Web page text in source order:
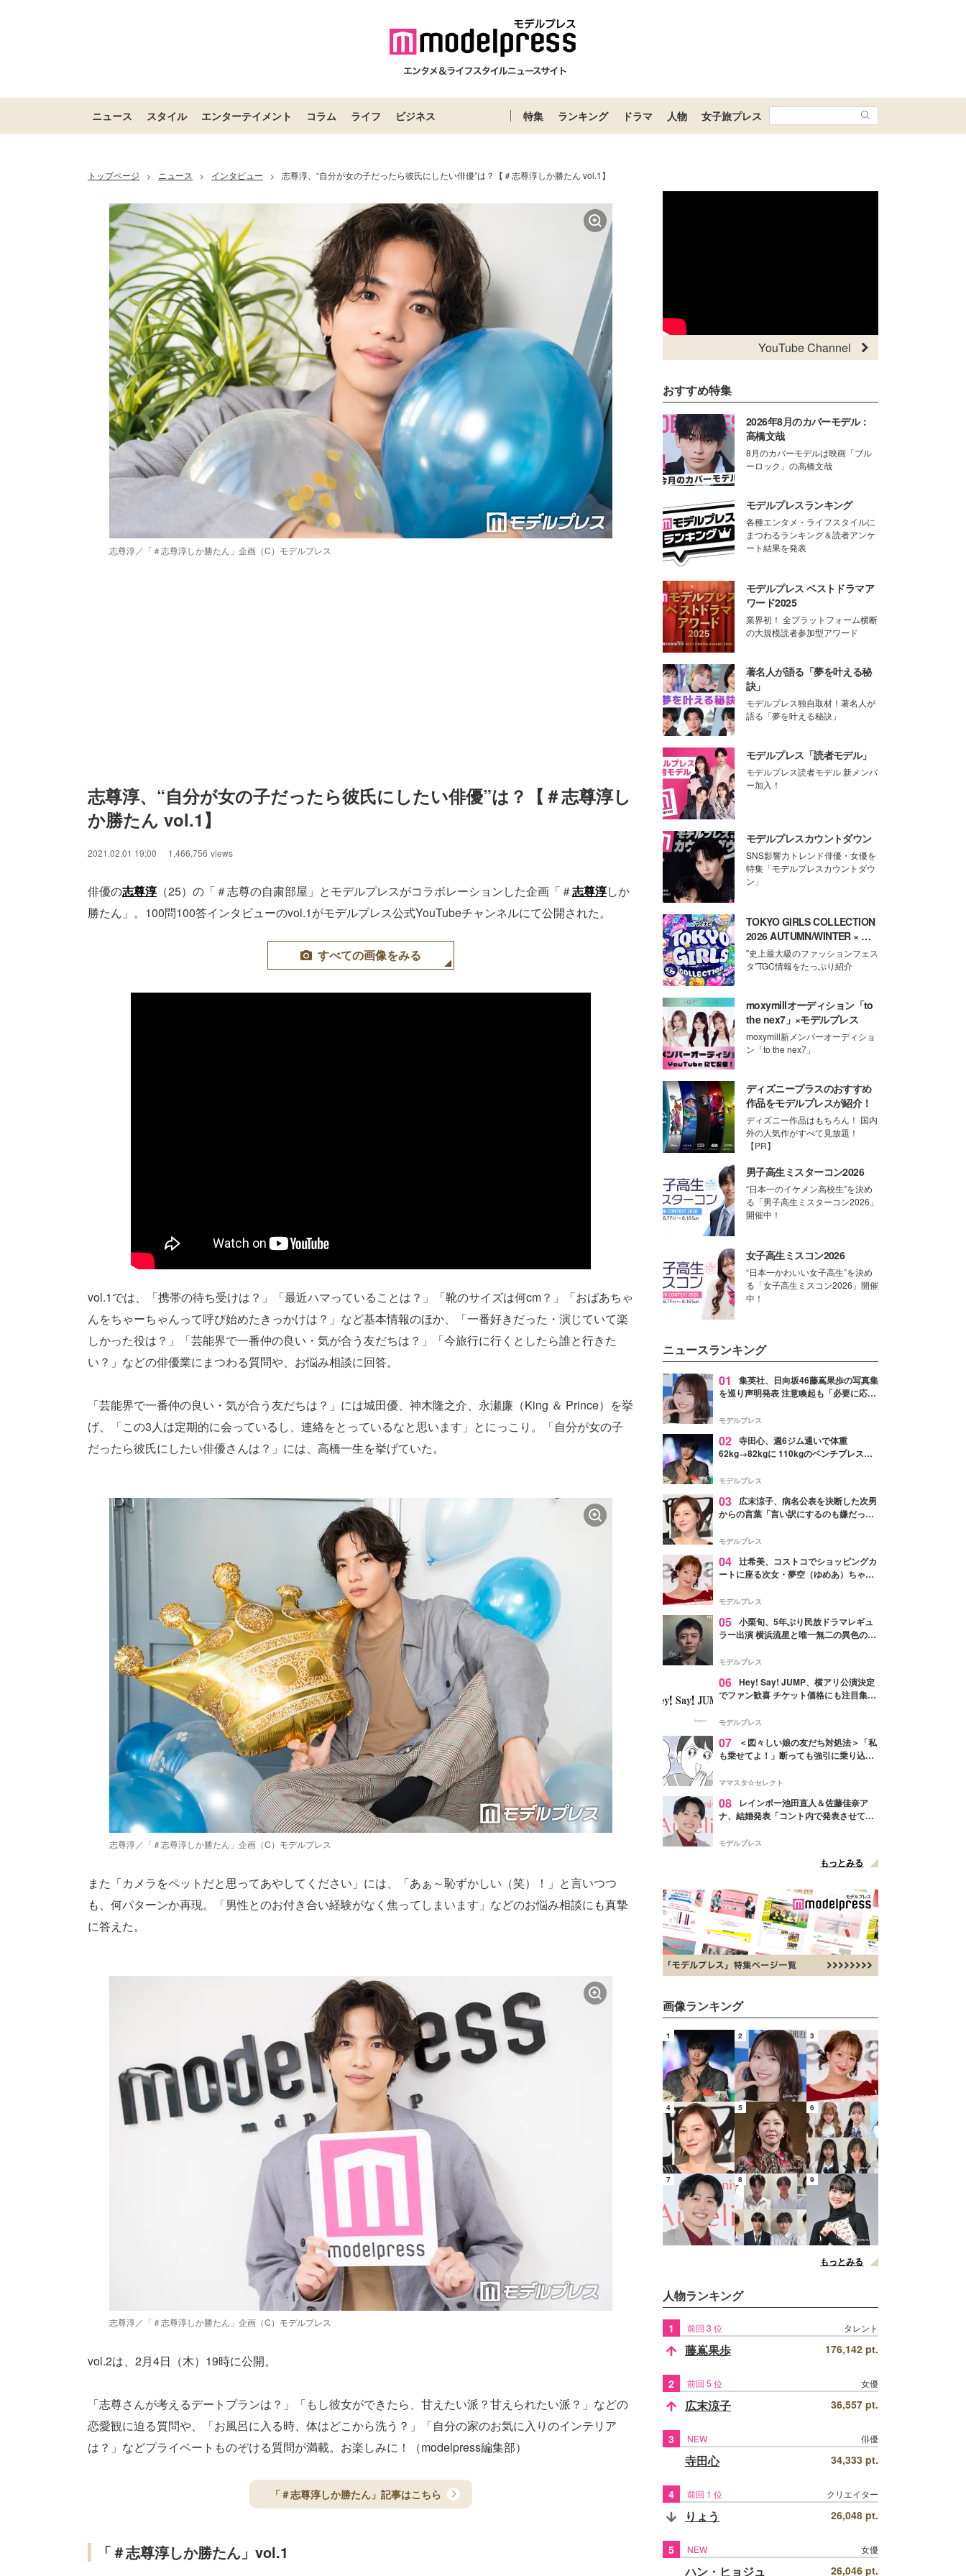
ニュース スタイル エンターテイメント コラム ライフ ビジネス 特集 ランキング ドラマ 人物 女子旅プレス
トップページ > ニュース > インタビュー > 志尊淳、“自分が女の子だったら彼氏にしたい俳優”は？【＃志尊淳しか勝たん vol.1】
志尊淳／「＃志尊淳しか勝たん」企画（C）モデルプレス
志尊淳、“自分が女の子だったら彼氏にしたい俳優”は？【＃志尊淳し
か勝たん vol.1】
2021.02.01 19:00 1,466,756 views
俳優の志尊淳（25）の「＃志尊の自粛部屋」とモデルプレスがコラボレーションした企画「＃志尊淳しか
勝たん」。100問100答インタビューのvol.1がモデルプレス公式YouTubeチャンネルにて公開された。
すべての画像をみる
vol.1では、「携帯の待ち受けは？」「最近ハマっていることは？」「靴のサイズは何cm？」「おばあちゃ
んをちゃーちゃんって呼び始めたきっかけは？」など基本情報のほか、「一番好きだった・演じていて楽
しかった役は？」「芸能界で一番仲の良い・気が合う友だちは？」「今旅行に行くとしたら誰と行きた
い？」などの俳優業にまつわる質問や、お悩み相談に回答。
「芸能界で一番仲の良い・気が合う友だちは？」には城田優、神木隆之介、永瀬廉（King ＆ Prince）を挙
げ、「この3人は定期的に会っているし、連絡をとっているなと思います」とにっこり。「自分が女の子
だったら彼氏にしたい俳優さんは？」には、高橋一生を挙げていた。
志尊淳／「＃志尊淳しか勝たん」企画（C）モデルプレス
また「カメラをペットだと思ってあやしてください」には、「あぁ～恥ずかしい（笑）！」と言いつつ
も、何パターンか再現。「男性とのお付き合い経験がなく焦ってしまいます」などのお悩み相談にも真摯
に答えた。
志尊淳／「＃志尊淳しか勝たん」企画（C）モデルプレス
vol.2は、2月4日（木）19時に公開。
「志尊さんが考えるデートプランは？」「もし彼女ができたら、甘えたい派？甘えられたい派？」などの
恋愛観に迫る質問や、「お風呂に入る時、体はどこから洗う？」「自分の家のお気に入りのインテリア
は？」などプライベートものぞける質問が満載。お楽しみに！（modelpress編集部）
「＃志尊淳しか勝たん」記事はこちら
「＃志尊淳しか勝たん」vol.1
YouTube Channel
おすすめ特集
2026年8月のカバーモデル：
高橋文哉
8月のカバーモデルは映画「ブル
ーロック」の高橋文哉
モデルプレスランキング
各種エンタメ・ライフスタイルに
まつわるランキング＆読者アンケ
ート結果を発表
モデルプレス ベストドラマア
ワード2025
業界初！ 全プラットフォーム横断
の大規模読者参加型アワード
著名人が語る「夢を叶える秘
訣」
モデルプレス独自取材！著名人が
語る「夢を叶える秘訣」
モデルプレス「読者モデル」
モデルプレス読者モデル 新メンバ
ー加入！
モデルプレスカウントダウン
SNS影響力トレンド俳優・女優を
特集「モデルプレスカウントダウ
ン」
TOKYO GIRLS COLLECTION
2026 AUTUMN/WINTER × モ
デルプレス
"史上最大級のファッションフェス
タ"TGC情報をたっぷり紹介
moxymillオーディション「to
the nex7」×モデルプレス
moxymill新メンバーオーディショ
ン「to the nex7」
ディズニープラスのおすすめ
作品をモデルプレスが紹介！
ディズニー作品はもちろん！ 国内
外の人気作がすべて見放題！
【PR】
男子高生ミスターコン2026
“日本一のイケメン高校生”を決め
る「男子高生ミスターコン2026」
開催中！
女子高生ミスコン2026
“日本一かわいい女子高生”を決め
る「女子高生ミスコン2026」開催
中！
ニュースランキング
01
集英社、日向坂46藤嶌果歩の写真集
を巡り声明発表 注意喚起も「必要に応じ
モデルプレス
02 寺田心、週6ジム通いで体重
62kg→82kgに 110kgのベンチプレス持
「かっこいい」と反響
モデルプレス
03
広末涼子、病名公表を決断した次男
からの言葉「言い訳にするのも嫌だっ
モデルプレス
04 辻希美、コストコでショッピングカ
ートに座る次女・夢空（ゆめあ）ちゃん
ぎ」「成長を感じる」の声
モデルプレス
05 小栗旬、5年ぶり民放ドラマレギュ
ラー出演 横浜流星と唯一無二の異色のバ
モデルプレス
06 Hey! Say! JUMP、横アリ公演決定
でファン歓喜 チケット価格にも注目集ま
モデルプレス
07
＜図々しい娘の友だち対処法＞「私
も乗せてよ！」断っても強引に乗り込ん
ママスタ☆セレクト
08
レインボー池田直人＆佐藤佳奈ア
ナ、結婚発表「コント内で発表させてい
点変更のため
モデルプレス
もっとみる
画像ランキング
1 2 3
4 5 6
7 8 9
もっとみる
人物ランキング
1 前回 3 位 タレント
藤嶌果歩 176,142 pt.
2 前回 5 位 女優
広末涼子 36,557 pt.
3 NEW 俳優
寺田心 34,333 pt.
4 前回 1 位 クリエイター
りょう 26,048 pt.
5 NEW 女優
ハン・ヒョジュ 26,046 pt.